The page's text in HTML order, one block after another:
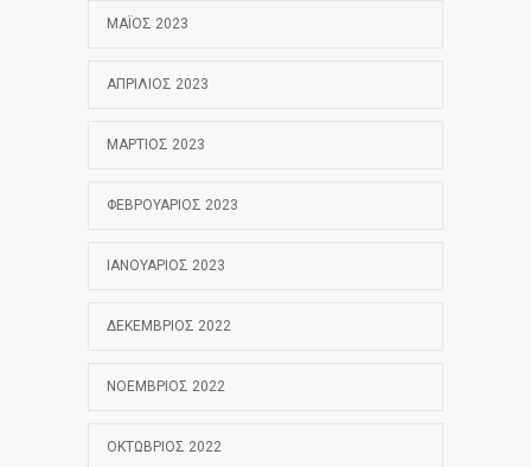
ΜΆΙΟΣ 2023
ΑΠΡΊΛΙΟΣ 2023
ΜΆΡΤΙΟΣ 2023
ΦΕΒΡΟΥΆΡΙΟΣ 2023
ΙΑΝΟΥΆΡΙΟΣ 2023
ΔΕΚΈΜΒΡΙΟΣ 2022
ΝΟΈΜΒΡΙΟΣ 2022
ΟΚΤΏΒΡΙΟΣ 2022